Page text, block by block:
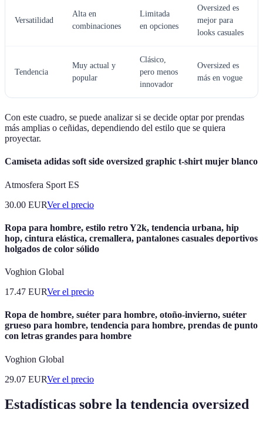
Versatilidad
Alta en
combinaciones
Limitada
en opciones
Oversized es
mejor para
looks casuales
Tendencia
Muy actual y
popular
Clásico,
pero menos
innovador
Oversized es
más en vogue
Con este cuadro, se puede analizar si se decide optar por prendas
más amplias o ceñidas, dependiendo del estilo que se quiera
proyectar.
Camiseta adidas soft side oversized graphic t-shirt mujer blanco
Atmosfera Sport ES
30.00 EURVer el precio
Ropa para hombre, estilo retro Y2k, tendencia urbana, hip
hop, cintura elástica, cremallera, pantalones casuales deportivos
holgados de color sólido
Voghion Global
17.47 EURVer el precio
Ropa de hombre, suéter para hombre, otoño-invierno, suéter
grueso para hombre, tendencia para hombre, prendas de punto
con letras grandes para hombre
Voghion Global
29.07 EURVer el precio
Estadísticas sobre la tendencia oversized